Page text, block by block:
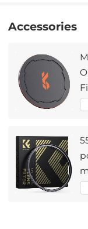
Accessories